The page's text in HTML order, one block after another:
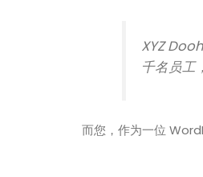
XYZ
千名员工
而您，作为一位